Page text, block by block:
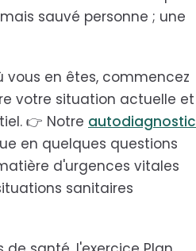
sauvé personne ; une
vous en êtes, commencez
votre situation actuelle et
👉 Notre autodiagnostic
en quelques questions
d'urgences vitales
sanitaires